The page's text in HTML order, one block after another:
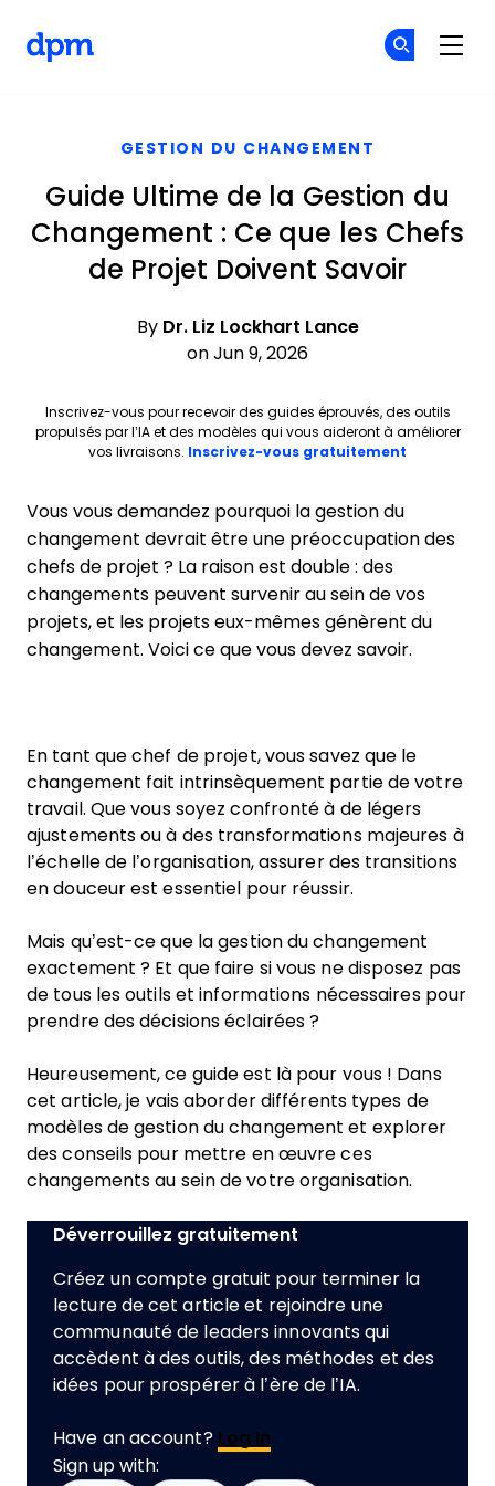
GESTION DU CHANGEMENT
Guide Ultime de la Gestion du
Changement : Ce que les Chefs
de Projet Doivent Savoir
By Dr. Liz Lockhart Lance
on Jun 9, 2026
Inscrivez-vous pour recevoir des guides éprouvés, des outils
propulsés par l’IA et des modèles qui vous aideront à améliorer
vos livraisons. Inscrivez-vous gratuitement
Vous vous demandez pourquoi la gestion du
changement devrait être une préoccupation des
chefs de projet ? La raison est double : des
changements peuvent survenir au sein de vos
projets, et les projets eux-mêmes génèrent du
changement. Voici ce que vous devez savoir.
En tant que chef de projet, vous savez que le
changement fait intrinsèquement partie de votre
travail. Que vous soyez confronté à de légers
ajustements ou à des transformations majeures à
l’échelle de l’organisation, assurer des transitions
en douceur est essentiel pour réussir.
Mais qu’est-ce que la gestion du changement
exactement ? Et que faire si vous ne disposez pas
de tous les outils et informations nécessaires pour
prendre des décisions éclairées ?
Heureusement, ce guide est là pour vous ! Dans
cet article, je vais aborder différents types de
modèles de gestion du changement et explorer
des conseils pour mettre en œuvre ces
changements au sein de votre organisation.
Déverrouillez gratuitement
Créez un compte gratuit pour terminer la
lecture de cet article et rejoindre une
communauté de leaders innovants qui
accèdent à des outils, des méthodes et des
idées pour prospérer à l’ère de l’IA.
Have an account? Log In
Sign up with: